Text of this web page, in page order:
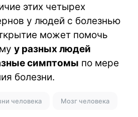
этих четырех
у людей с болезнью
может помочь
у разных людей
симптомы по мере
болезни.
человека Мозг человека